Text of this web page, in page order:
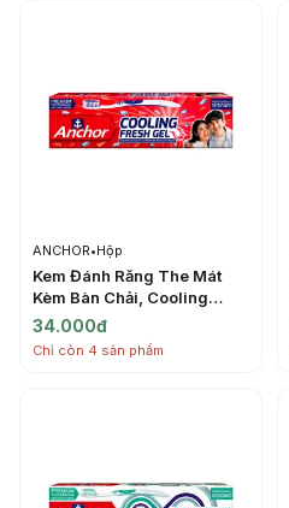
ANCHOR•Hộp
Kem Đánh Răng The Mát
Kèm Bàn Chải, Cooling
Fresh Gel Toothpaste,
Toothbrush Included (150g)
34.000đ
Chỉ còn 4 sản phẩm